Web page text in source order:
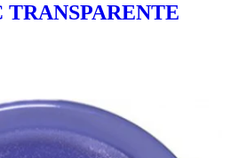
TRANSPARENTE